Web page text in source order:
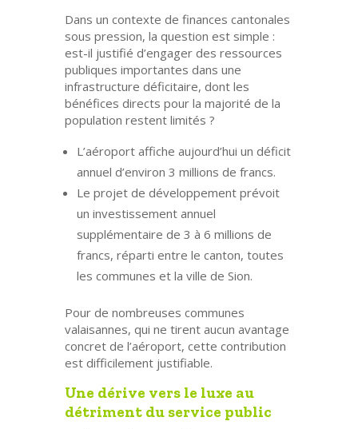
Dans un contexte de finances cantonales
sous pression, la question est simple :
est-il justifié d’engager des ressources
publiques importantes dans une
infrastructure déficitaire, dont les
bénéfices directs pour la majorité de la
population restent limités ?
L’aéroport affiche aujourd’hui un déficit
annuel d’environ 3 millions de francs.
Le projet de développement prévoit
un investissement annuel
supplémentaire de 3 à 6 millions de
francs, réparti entre le canton, toutes
les communes et la ville de Sion.
Pour de nombreuses communes
valaisannes, qui ne tirent aucun avantage
concret de l’aéroport, cette contribution
est difficilement justifiable.
Une dérive vers le luxe au
détriment du service public